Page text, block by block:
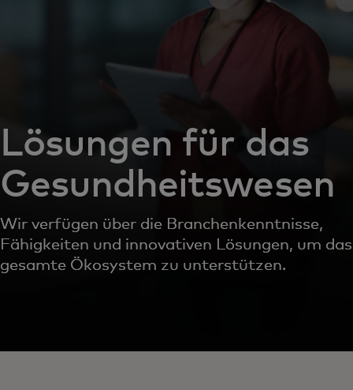
Lösungen für das
Gesundheitswesen
Wir verfügen über die Branchenkenntnisse,
Fähigkeiten und innovativen Lösungen, um das
gesamte Ökosystem zu unterstützen.